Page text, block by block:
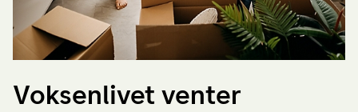
Voksenlivet venter